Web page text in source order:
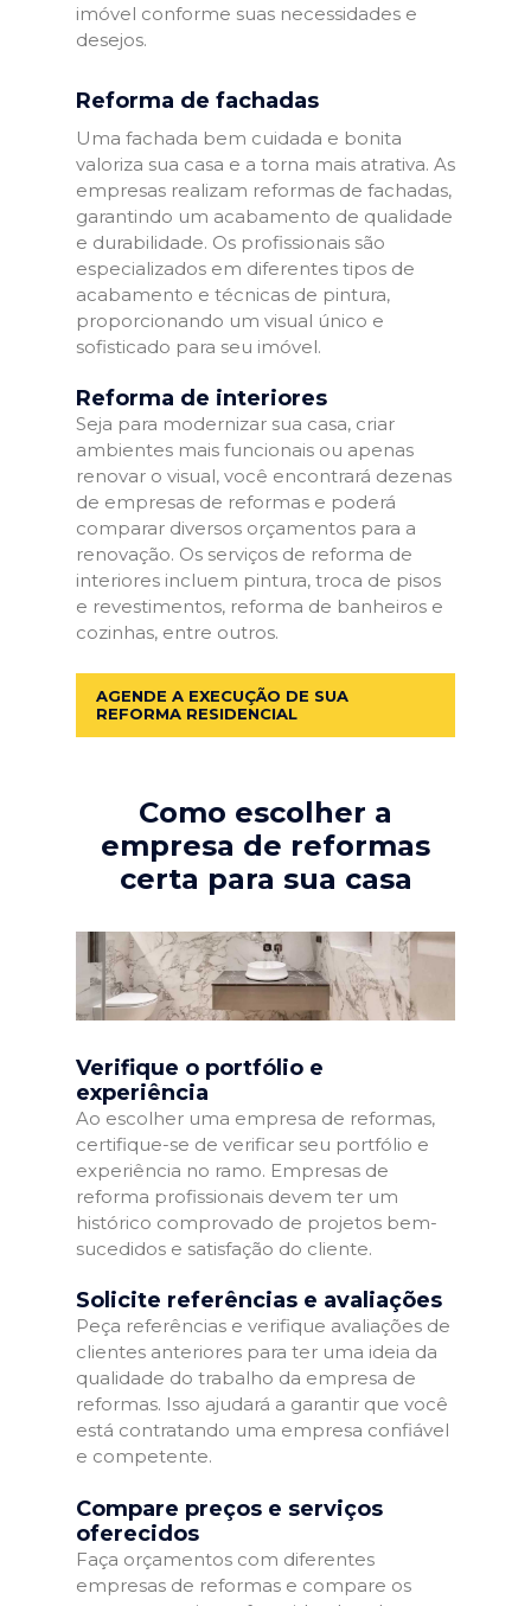
imóvel conforme suas necessidades e
desejos.
Reforma de fachadas
Uma fachada bem cuidada e bonita
valoriza sua casa e a torna mais atrativa. As
empresas realizam reformas de fachadas,
garantindo um acabamento de qualidade
e durabilidade. Os profissionais são
especializados em diferentes tipos de
acabamento e técnicas de pintura,
proporcionando um visual único e
sofisticado para seu imóvel.
Reforma de interiores
Seja para modernizar sua casa, criar
ambientes mais funcionais ou apenas
renovar o visual, você encontrará dezenas
de empresas de reformas e poderá
comparar diversos orçamentos para a
renovação. Os serviços de reforma de
interiores incluem pintura, troca de pisos
e revestimentos, reforma de banheiros e
cozinhas, entre outros.
AGENDE A EXECUÇÃO DE SUA
REFORMA RESIDENCIAL
Como escolher a
empresa de reformas
certa para sua casa
Verifique o portfólio e
experiência
Ao escolher uma empresa de reformas,
certifique-se de verificar seu portfólio e
experiência no ramo. Empresas de
reforma profissionais devem ter um
histórico comprovado de projetos bem-
sucedidos e satisfação do cliente.
Solicite referências e avaliações
Peça referências e verifique avaliações de
clientes anteriores para ter uma ideia da
qualidade do trabalho da empresa de
reformas. Isso ajudará a garantir que você
está contratando uma empresa confiável
e competente.
Compare preços e serviços
oferecidos
Faça orçamentos com diferentes
empresas de reformas e compare os